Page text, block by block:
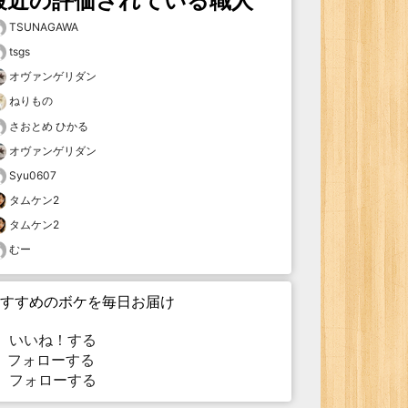
TSUNAGAWA
tsgs
オヴァンゲリダン
ねりもの
さおとめ ひかる
オヴァンゲリダン
Syu0607
タムケン2
タムケン2
むー
すめのボケを毎日お届け
いいね！する
ォローする
フォローする